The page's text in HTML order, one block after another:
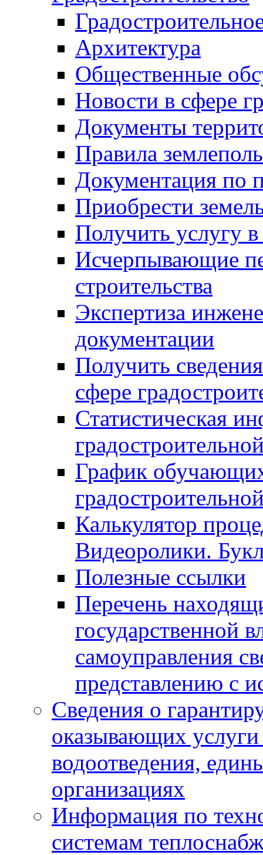
Архитектура
Общественные
Новости в сфере
Документы
Правила
Документация по
Приобрести
Получить услугу в
Исчерпывающие
строительства
Экспертиза
документации
Получить
сфере
Статистическая
График
Калькулятор
Видеоролики.
Полезные ссылки
Перечень
государственной
самоуправления
представлению с
Сведения о
оказывающих
водоотведения,
организациях
Информация по
системам